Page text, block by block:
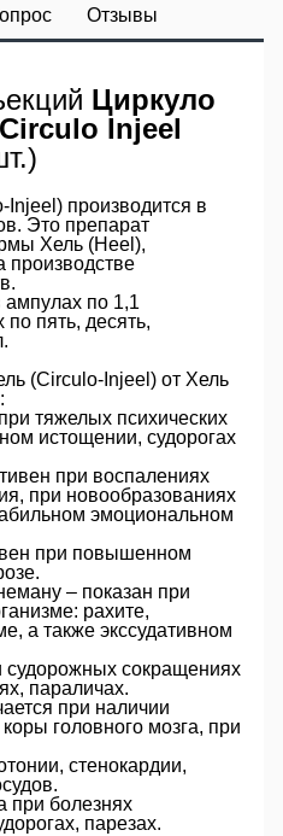
Отзывы
Циркуло
Injeel
Injeel) производится в
Это препарат
Хель (Heel),
производстве
ампулах по 1,1
по пять, десять,
(Circulo-Injeel) от Хель
тяжелых психических
истощении, судорогах
при воспалениях
при новообразованиях
эмоциональном
при повышенном
– показан при
рахите,
а также экссудативном
судорожных сокращениях
параличах.
при наличии
головного мозга, при
стенокардии,
при болезнях
парезах.